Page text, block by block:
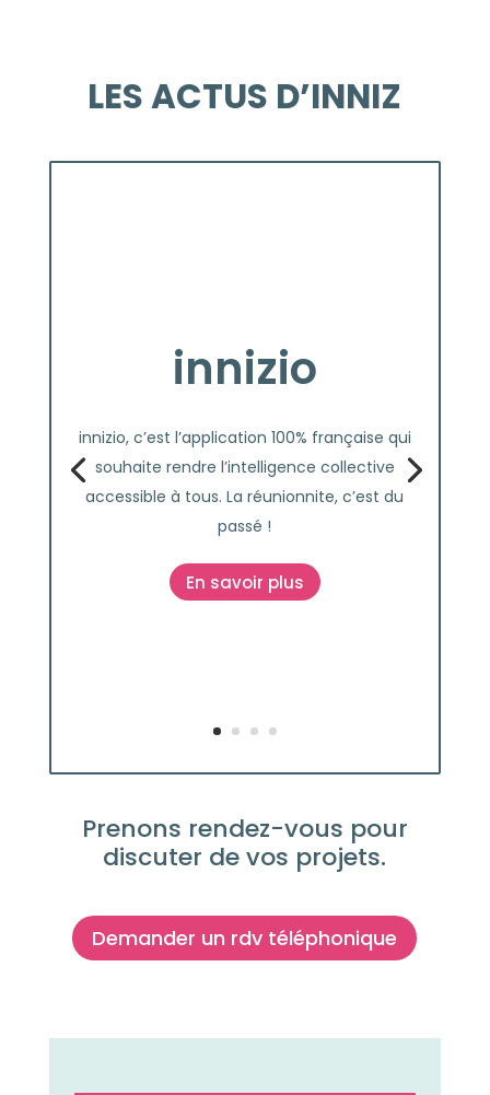
LES ACTUS D’INNIZ
innizio
innizio, c’est l’application 100% française qui
souhaite rendre l’intelligence collective
accessible à tous. La réunionnite, c’est du
passé !
En savoir plus
Prenons rendez-vous pour
discuter de vos projets.
Demander un rdv téléphonique